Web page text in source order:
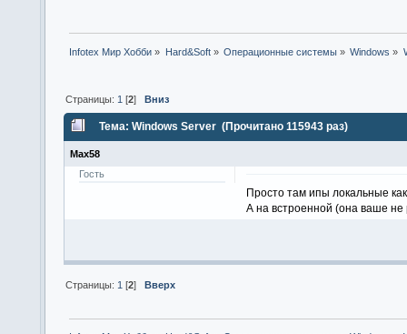
Infotex Мир Хобби » Hard&Soft» Операционные системы» Windows »
Страницы: 1 [2]Вниз
Тема: Windows Server (Прочитано 115943 раз)
Max58
Гость
Просто там ипы локальные
А на встроенной (она ваше не
Страницы: 1 [2] Вверх